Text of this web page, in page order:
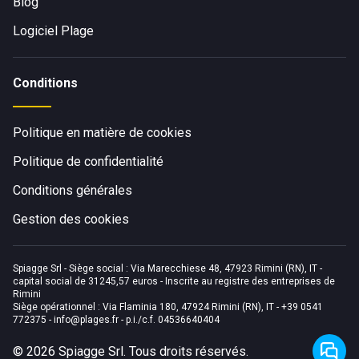
Mer, est surveillée par des maîtres-nageurs.
dispose de douches privées. Diverses activités nautiques
Mer.
Logiciel Plage
Conditions
Politique en matière de cookies
Politique de confidentialité
Conditions générales
Gestion des cookies
Spiagge Srl - Siège social : Via Marecchiese 48, 47923 Rimini (RN), IT -
capital social de 31245,57 euros - Inscrite au registre des entreprises de
Rimini
Siège opérationnel : Via Flaminia 180, 47924 Rimini (RN), IT - +39 0541
772375 - info@plages.fr - p.i./c.f. 04536640404
© 2026 Spiagge Srl. Tous droits réservés.